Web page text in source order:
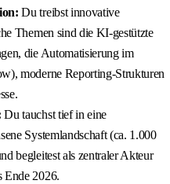
Du treibst innovative
Themen sind die KI-gestützte
die Automatisierung im
moderne Reporting-Strukturen
Du tauchst tief in eine
Systemlandschaft (ca. 1.000
begleitest als zentraler Akteur
2026.